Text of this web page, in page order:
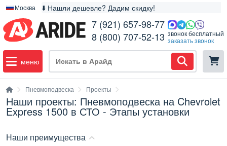
Москва ⬇️ Нашли дешевле? Дадим скидку!
7 (921) 657-98-77
8 (800) 707-52-13 звонок бесплатный
заказать звонок
меню
Пневмоподвеска Проекты
Наши проекты: Пневмоподвеска на Chevrolet
Express 1500 в СТО - Этапы установки
Наши преимущества